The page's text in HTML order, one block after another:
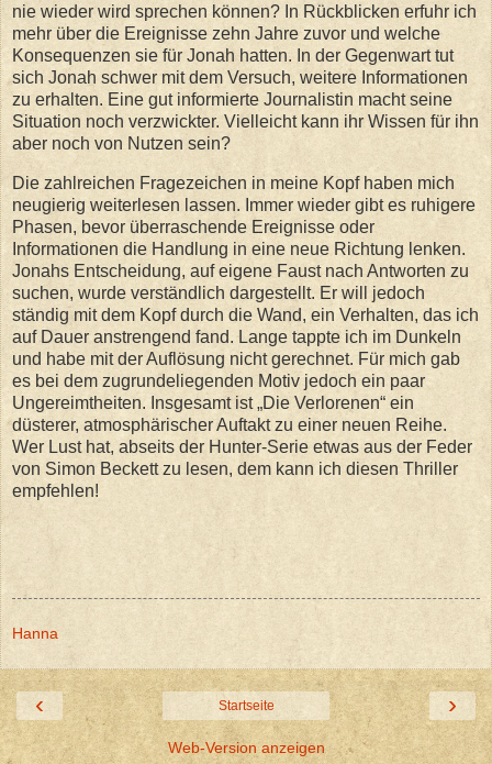
nie wieder wird sprechen können? In Rückblicken erfuhr ich
mehr über die Ereignisse zehn Jahre zuvor und welche
Konsequenzen sie für Jonah hatten. In der Gegenwart tut
sich Jonah schwer mit dem Versuch, weitere Informationen
zu erhalten. Eine gut informierte Journalistin macht seine
Situation noch verzwickter. Vielleicht kann ihr Wissen für ihn
aber noch von Nutzen sein?
Die zahlreichen Fragezeichen in meine Kopf haben mich
neugierig weiterlesen lassen. Immer wieder gibt es ruhigere
Phasen, bevor überraschende Ereignisse oder
Informationen die Handlung in eine neue Richtung lenken.
Jonahs Entscheidung, auf eigene Faust nach Antworten zu
suchen, wurde verständlich dargestellt. Er will jedoch
ständig mit dem Kopf durch die Wand, ein Verhalten, das ich
auf Dauer anstrengend fand. Lange tappte ich im Dunkeln
und habe mit der Auflösung nicht gerechnet. Für mich gab
es bei dem zugrundeliegenden Motiv jedoch ein paar
Ungereimtheiten. Insgesamt ist „Die Verlorenen“ ein
düsterer, atmosphärischer Auftakt zu einer neuen Reihe.
Wer Lust hat, abseits der Hunter-Serie etwas aus der Feder
von Simon Beckett zu lesen, dem kann ich diesen Thriller
empfehlen!
Hanna
‹ ›
Startseite
Web-Version anzeigen